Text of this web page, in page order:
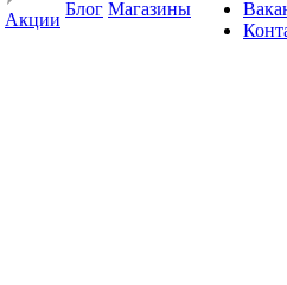
Акции
Блог Магазины